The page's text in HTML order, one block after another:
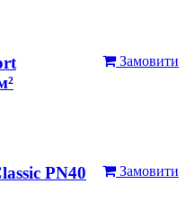
Замовити
Замовити
PN40